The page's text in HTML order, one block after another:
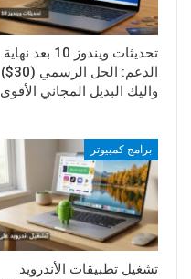
تحديثات ويندوز 10 بعد نهاية
الدعم: الحل الرسمي (30$)
واليك البديل المجاني الأقوى
برامج كمبيوتر
تشغيل تطبيقات الأندرويد